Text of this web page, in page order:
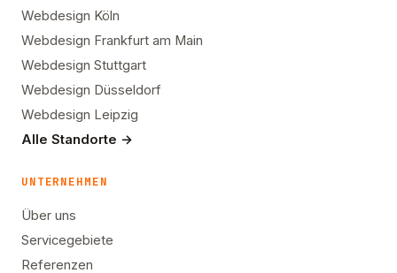
Webdesign Köln
Webdesign Frankfurt am Main
Webdesign Stuttgart
Webdesign Düsseldorf
Webdesign Leipzig
Alle Standorte →
UNTERNEHMEN
Über uns
Servicegebiete
Referenzen